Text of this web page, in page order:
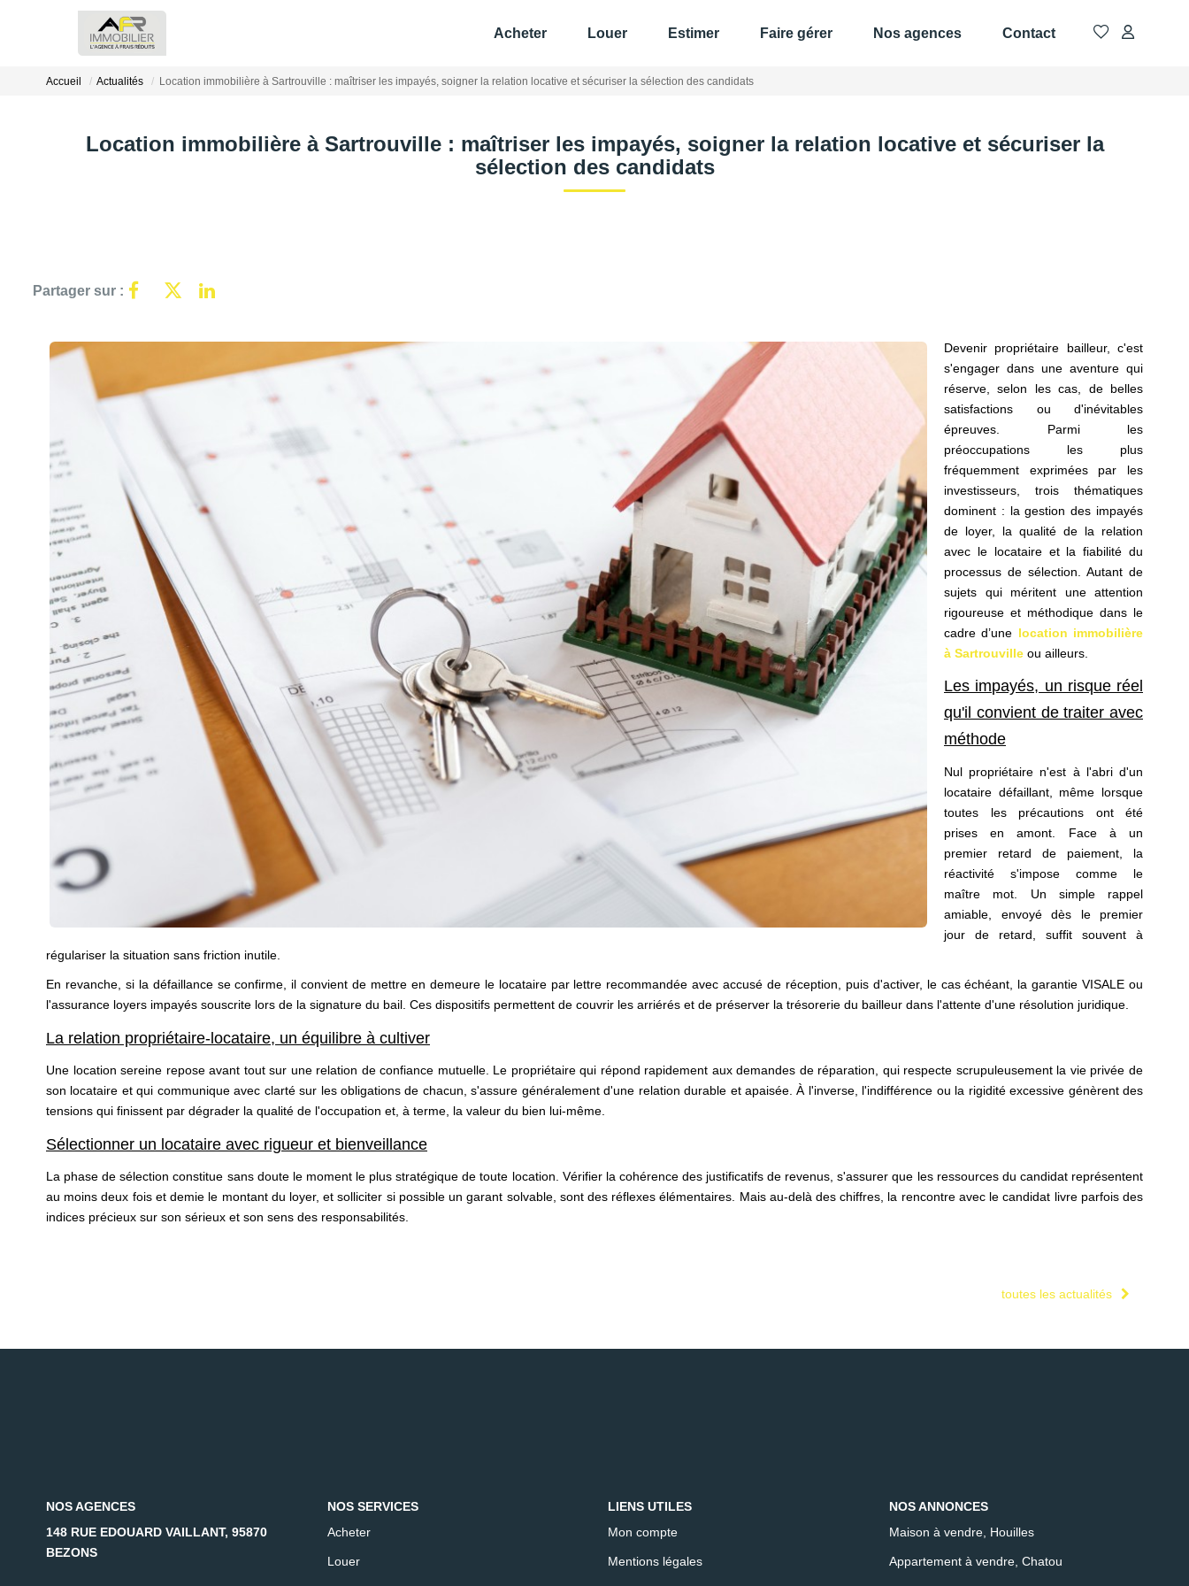
Acheter Louer Estimer Faire gérer Nos agences Contact
Accueil Actualités Location immobilière à Sartrouville : maîtriser les impayés, soigner la relation locative et sécuriser la sélection des candidats
Location immobilière à Sartrouville : maîtriser les impayés, soigner la relation locative et sécuriser la
sélection des candidats
Partager sur :
Devenir propriétaire bailleur, c'est
s'engager dans une aventure qui
réserve, selon les cas, de belles
satisfactions ou d'inévitables
épreuves. Parmi les
préoccupations les plus
fréquemment exprimées par les
investisseurs, trois thématiques
dominent : la gestion des impayés
de loyer, la qualité de la relation
avec le locataire et la fiabilité du
processus de sélection. Autant de
sujets qui méritent une attention
rigoureuse et méthodique dans le
cadre d’une location immobilière
à Sartrouville ou ailleurs.
Les impayés, un risque réel
qu'il convient de traiter avec
méthode
Nul propriétaire n'est à l'abri d'un
locataire défaillant, même lorsque
toutes les précautions ont été
prises en amont. Face à un
premier retard de paiement, la
réactivité s'impose comme le
maître mot. Un simple rappel
amiable, envoyé dès le premier
jour de retard, suffit souvent à
régulariser la situation sans friction inutile.
En revanche, si la défaillance se confirme, il convient de mettre en demeure le locataire par lettre recommandée avec accusé de réception, puis d'activer, le cas échéant, la garantie VISALE ou
l'assurance loyers impayés souscrite lors de la signature du bail. Ces dispositifs permettent de couvrir les arriérés et de préserver la trésorerie du bailleur dans l'attente d'une résolution juridique.
La relation propriétaire-locataire, un équilibre à cultiver
Une location sereine repose avant tout sur une relation de confiance mutuelle. Le propriétaire qui répond rapidement aux demandes de réparation, qui respecte scrupuleusement la vie privée de
son locataire et qui communique avec clarté sur les obligations de chacun, s'assure généralement d'une relation durable et apaisée. À l'inverse, l'indifférence ou la rigidité excessive génèrent des
tensions qui finissent par dégrader la qualité de l'occupation et, à terme, la valeur du bien lui-même.
Sélectionner un locataire avec rigueur et bienveillance
La phase de sélection constitue sans doute le moment le plus stratégique de toute location. Vérifier la cohérence des justificatifs de revenus, s'assurer que les ressources du candidat représentent
au moins deux fois et demie le montant du loyer, et solliciter si possible un garant solvable, sont des réflexes élémentaires. Mais au-delà des chiffres, la rencontre avec le candidat livre parfois des
indices précieux sur son sérieux et son sens des responsabilités.
toutes les actualités
NOS AGENCES
148 RUE EDOUARD VAILLANT, 95870
BEZONS
NOS SERVICES
Acheter
Louer
LIENS UTILES
Mon compte
Mentions légales
NOS ANNONCES
Maison à vendre, Houilles
Appartement à vendre, Chatou